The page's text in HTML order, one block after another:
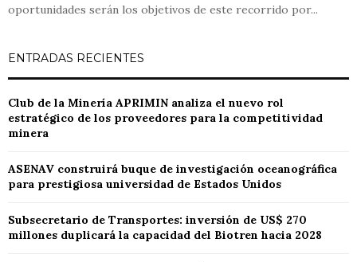
oportunidades serán los objetivos de este recorrido por...
ENTRADAS RECIENTES
Club de la Minería APRIMIN analiza el nuevo rol
estratégico de los proveedores para la competitividad
minera
ASENAV construirá buque de investigación oceanográfica
para prestigiosa universidad de Estados Unidos
Subsecretario de Transportes: inversión de US$ 270
millones duplicará la capacidad del Biotren hacia 2028